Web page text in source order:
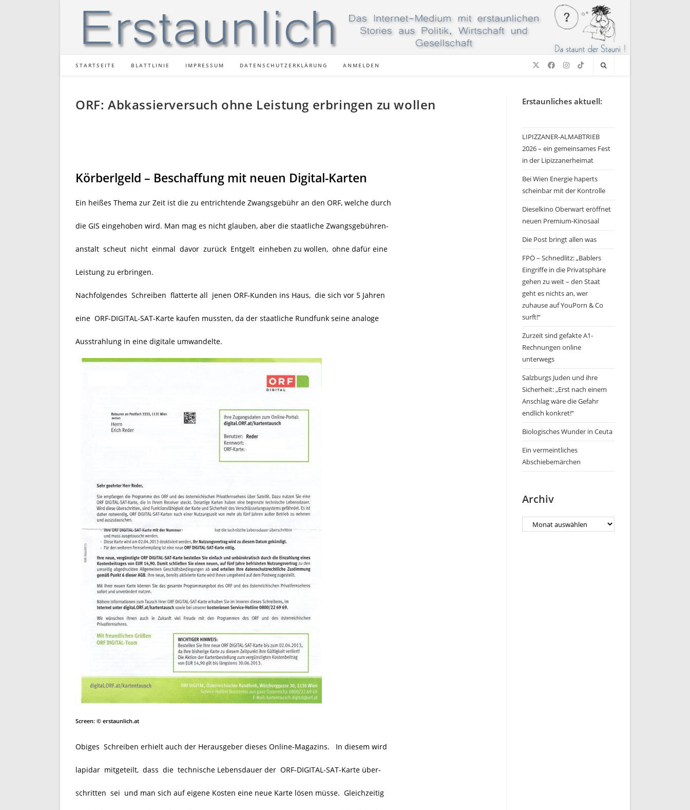
STARTSEITE BLATTLINIE IMPRESSUM DATENSCHUTZERKLÄRUNG ANMELDEN
ORF: Abkassierversuch ohne Leistung erbringen zu wollen
Körberlgeld – Beschaffung mit neuen Digital-Karten
Ein heißes Thema zur Zeit ist die zu entrichtende Zwangsgebühr an den ORF, welche durch
die GIS eingehoben wird. Man mag es nicht glauben, aber die staatliche Zwangsgebühren-
anstalt scheut nicht einmal davor zurück Entgelt einheben zu wollen, ohne dafür eine
Leistung zu erbringen.
Nachfolgendes Schreiben flatterte all jenen ORF-Kunden ins Haus, die sich vor 5 Jahren
eine ORF-DIGITAL-SAT-Karte kaufen mussten, da der staatliche Rundfunk seine analoge
Ausstrahlung in eine digitale umwandelte.
Screen: © erstaunlich.at
Obiges Schreiben erhielt auch der Herausgeber dieses Online-Magazins. In diesem wird
lapidar mitgeteilt, dass die technische Lebensdauer der ORF-DIGITAL-SAT-Karte über-
schritten sei und man sich auf eigene Kosten eine neue Karte lösen müsse. Gleichzeitig
Erstaunliches aktuell:
LIPIZZANER-ALMABTRIEB
2026 – ein gemeinsames Fest
in der Lipizzanerheimat
Bei Wien Energie haperts
scheinbar mit der Kontrolle
Dieselkino Oberwart eröffnet
neuen Premium-Kinosaal
Die Post bringt allen was
FPÖ – Schnedlitz: „Bablers
Eingriffe in die Privatsphäre
gehen zu weit – den Staat
geht es nichts an, wer
zuhause auf YouPorn & Co
surft!“
Zurzeit sind gefakte A1-
Rechnungen online
unterwegs
Salzburgs Juden und ihre
Sicherheit: „Erst nach einem
Anschlag wäre die Gefahr
endlich konkret!“
Biologisches Wunder in Ceuta
Ein vermeintliches
Abschiebemärchen
Archiv
Archiv